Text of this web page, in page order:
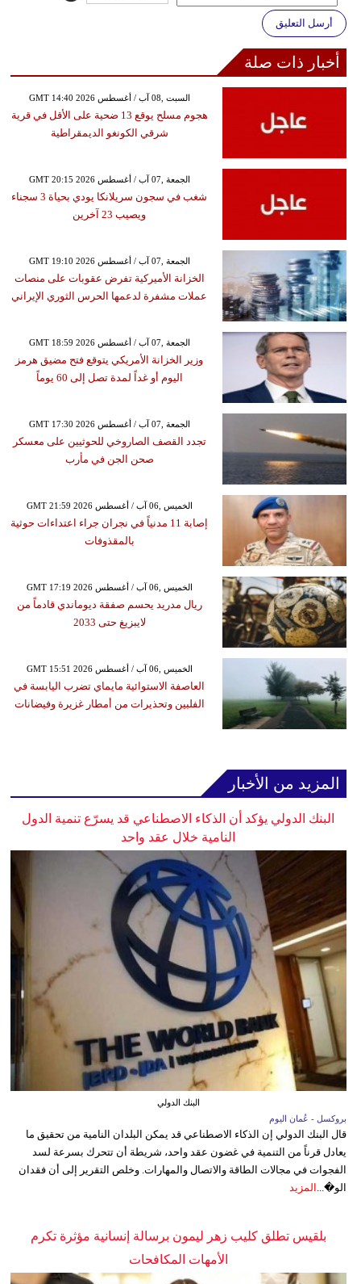
أرسل التعليق
أخبار ذات صلة
GMT 14:40 2026 السبت ,08 آب / أغسطس
هجوم مسلح يوقع 13 ضحية على الأقل في قرية
شرقي الكونغو الديمقراطية
GMT 20:15 2026 الجمعة ,07 آب / أغسطس
شغب في سجون سريلانكا يودي بحياة 3 سجناء
ويصيب 23 آخرين
GMT 19:10 2026 الجمعة ,07 آب / أغسطس
الخزانة الأميركية تفرض عقوبات على منصات
عملات مشفرة لدعمها الحرس الثوري الإيراني
GMT 18:59 2026 الجمعة ,07 آب / أغسطس
وزير الخزانة الأمريكي يتوقع فتح مضيق هرمز
اليوم أو غداً لمدة تصل إلى 60 يوماً
GMT 17:30 2026 الجمعة ,07 آب / أغسطس
تجدد القصف الصاروخي للحوثيين على معسكر
صحن الجن في مأرب
GMT 21:59 2026 الخميس ,06 آب / أغسطس
إصابة 11 مدنياً في نجران جراء اعتداءات حوثية
بالمقذوفات
GMT 17:19 2026 الخميس ,06 آب / أغسطس
ريال مدريد يحسم صفقة ديوماندي قادماً من
لايبزيغ حتى 2033
GMT 15:51 2026 الخميس ,06 آب / أغسطس
العاصفة الاستوائية مايماي تضرب اليابسة في
الفلبين وتحذيرات من أمطار غزيرة وفيضانات
المزيد من الأخبار
البنك الدولي يؤكد أن الذكاء الاصطناعي قد يسرّع تنمية الدول
النامية خلال عقد واحد
البنك الدولي
بروكسل - عُمان اليوم
قال البنك الدولي إن الذكاء الاصطناعي قد يمكن البلدان النامية من تحقيق ما
يعادل قرناً من التنمية في غضون عقد واحد، شريطة أن تتحرك بسرعة لسد
الفجوات في مجالات الطاقة والاتصال والمهارات. وخلص التقرير إلى أن فقدان
الو�...
المزيد
بلقيس تطلق كليب زهر ليمون برسالة إنسانية مؤثرة تكرم
الأمهات المكافحات